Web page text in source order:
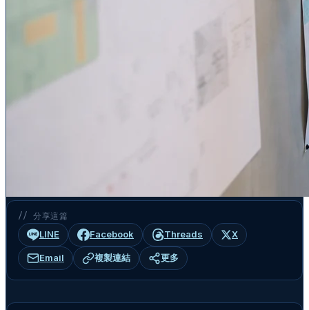
// 分享這篇
LINE Facebook Threads X
Email 複製連結 更多